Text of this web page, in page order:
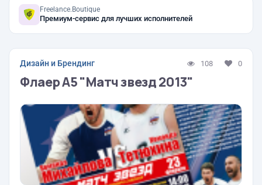
Freelance.Boutique
Премиум-сервис для лучших исполнителей
Дизайн и Брендинг 108 0
Флаер А5 "Матч звезд 2013"